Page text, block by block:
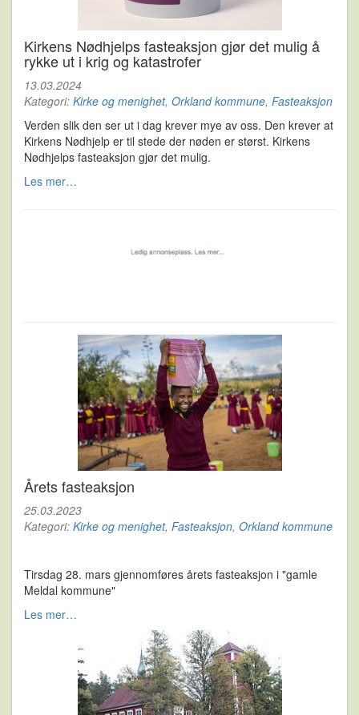
Kirkens Nødhjelps fasteaksjon gjør det mulig å
rykke ut i krig og katastrofer
13.03.2024
Kategori: Kirke og menighet, Orkland kommune, Fasteaksjon
Verden slik den ser ut i dag krever mye av oss. Den krever at
Kirkens Nødhjelp er til stede der nøden er størst. Kirkens
Nødhjelps fasteaksjon gjør det mulig.
Les mer…
Årets fasteaksjon
25.03.2023
Kategori: Kirke og menighet, Fasteaksjon, Orkland kommune
Tirsdag 28. mars gjennomføres årets fasteaksjon i "gamle
Meldal kommune"
Les mer…